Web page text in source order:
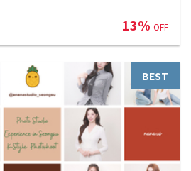
13% OFF
BEST